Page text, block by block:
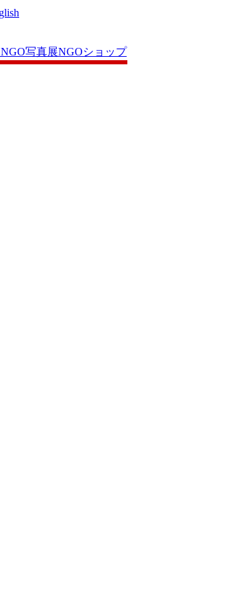
NGO写真展NGOショップ